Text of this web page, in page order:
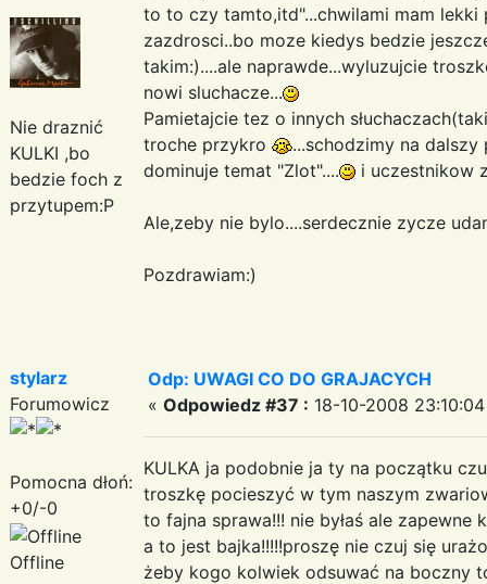
Nie draznić
KULKI ,bo
bedzie foch z
przytupem:P
to to czy tamto,itd"...chwilami mam
zazdrosci..bo moze kiedys bedzie
takim:)....ale naprawde...wyluzujcie
nowi sluchacze...
Pamietajcie tez o innych
troche przykro
...schodzimy na dalszy
dominuje temat "Zlot"....
i uczestnikow
Ale,zeby nie bylo....serdecznie zycze
Pozdrawiam:)
stylarz
Forumowicz
Pomocna dłoń:
+0/-0
Offline
Odp: UWAGI CO DO GRAJACYCH
« Odpowiedz #37 : 18-10-2008
KULKA ja podobnie ja ty na początku
troszkę pocieszyć w tym naszym
to fajna sprawa!!! nie byłaś ale
a to jest bajka!!!!!proszę nie czuj się
żeby kogo kolwiek odsuwać na boczny